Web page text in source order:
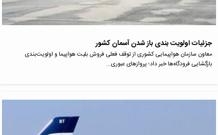
جزئیات اولویت بندی باز شدن آسمان کشور
معاون سازمان هواپیمایی کشوری از توقف فعلی فروش بلیت هواپیما و اولویت‌بندی
بازگشایی فرودگاه‌ها خبر داد؛ پروازهای عبوری…